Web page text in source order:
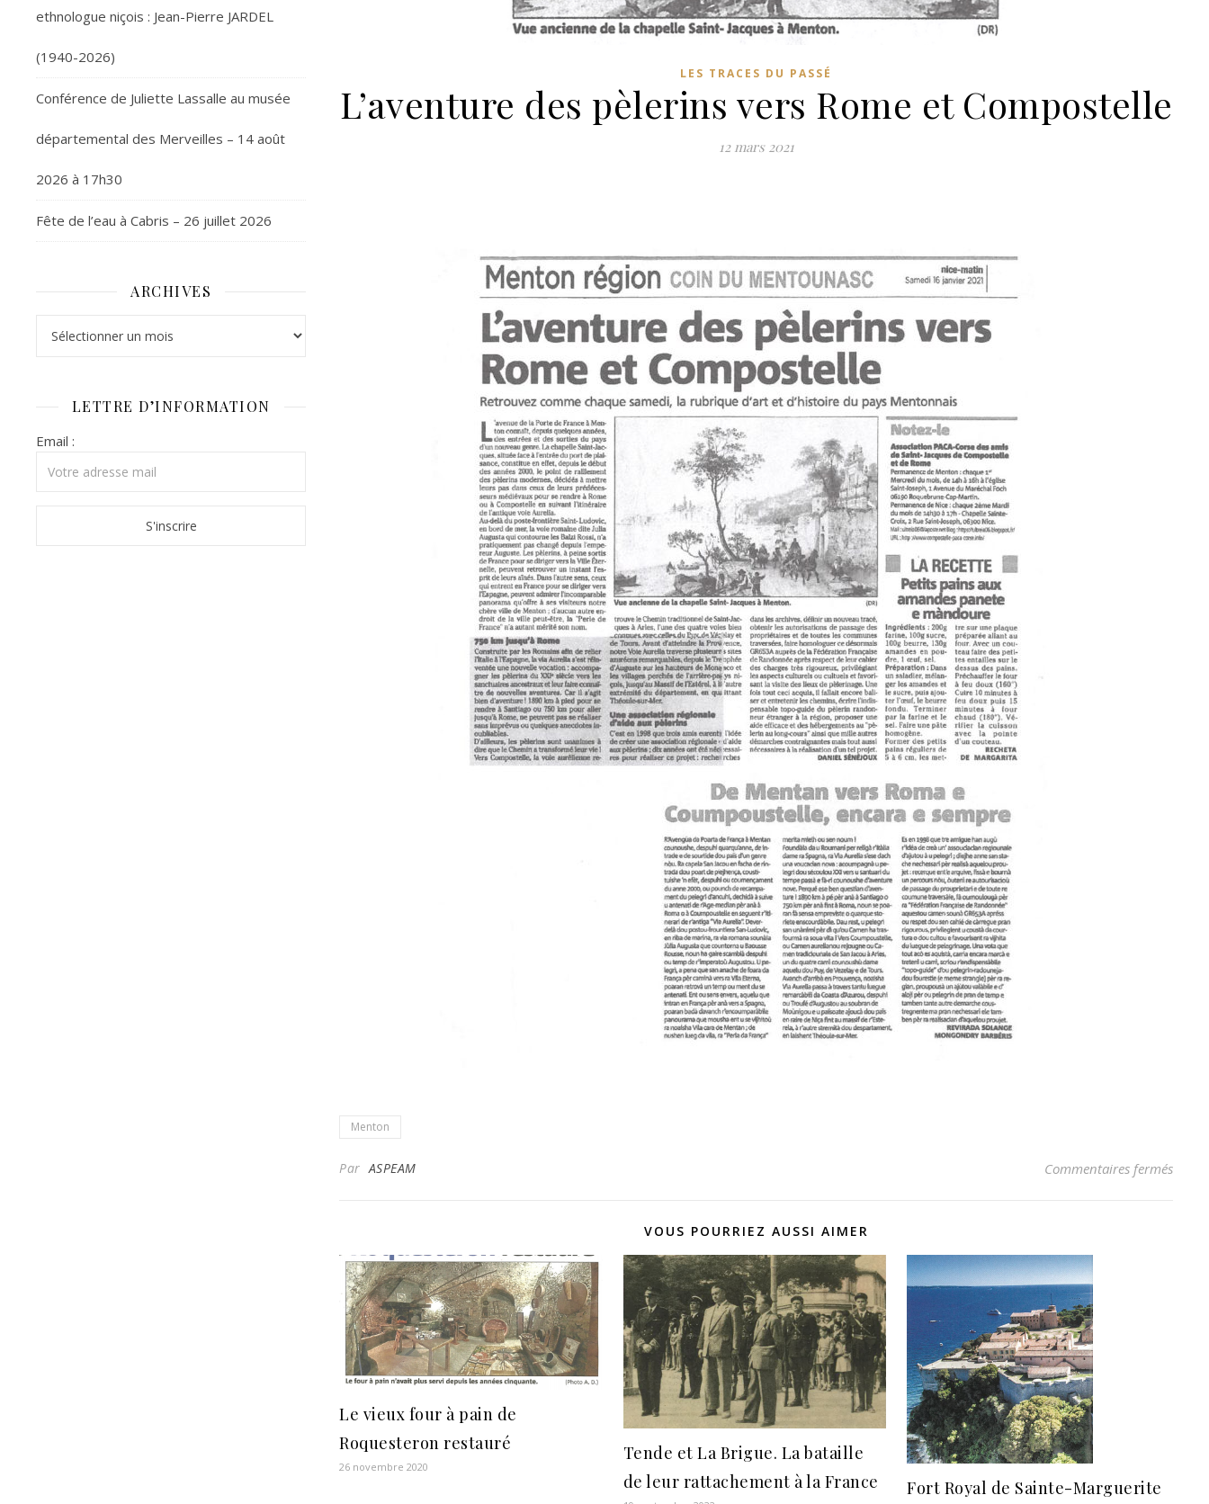
ethnologue niçois : Jean-Pierre JARDEL
(1940-2026)
Conférence de Juliette Lassalle au musée
départemental des Merveilles – 14 août
2026 à 17h30
Fête de l’eau à Cabris – 26 juillet 2026
ARCHIVES
LETTRE D’INFORMATION
Email :
LES TRACES DU PASSÉ
L’aventure des pèlerins vers Rome et Compostelle
12 mars 2021
Menton
ParASPEAM Commentaires ferméssur
VOUS POURRIEZ AUSSI AIMER
Le vieux four à pain de
Roquesteron restauré
26 novembre 2020
Tende et La Brigue. La bataille
de leur rattachement à la France
Fort Royal de Sainte-Marguerite